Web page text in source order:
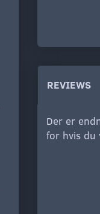
REVIEWS
Der er
for hvis du